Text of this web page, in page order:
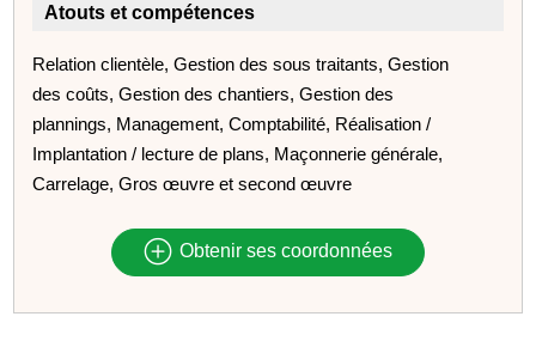
Atouts et compétences
Relation clientèle, Gestion des sous traitants, Gestion
des coûts, Gestion des chantiers, Gestion des
plannings, Management, Comptabilité, Réalisation /
Implantation / lecture de plans, Maçonnerie générale,
Carrelage, Gros œuvre et second œuvre
Obtenir ses coordonnées